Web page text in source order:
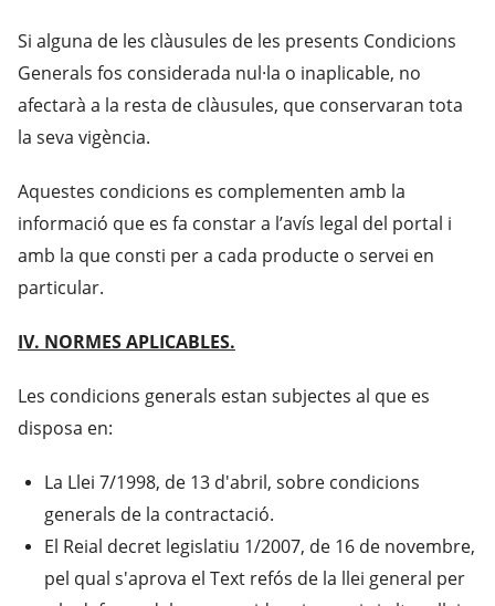
Si alguna de les clàusules de les presents Condicions
Generals fos considerada nul·la o inaplicable, no
afectarà a la resta de clàusules, que conservaran tota
la seva vigència.
Aquestes condicions es complementen amb la
informació que es fa constar a l’avís legal del portal i
amb la que consti per a cada producte o servei en
particular.
IV. NORMES APLICABLES.
Les condicions generals estan subjectes al que es
disposa en:
La Llei 7/1998, de 13 d'abril, sobre condicions
generals de la contractació.
El Reial decret legislatiu 1/2007, de 16 de novembre,
pel qual s'aprova el Text refós de la llei general per